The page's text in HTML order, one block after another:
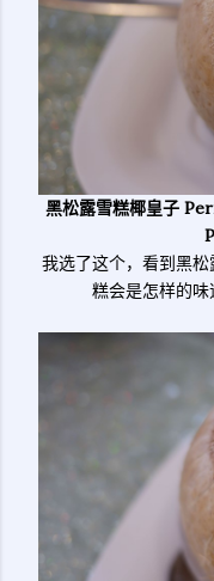
黑松露雪糕椰皇子
我选了这个，看到黑
糕会是怎样的味